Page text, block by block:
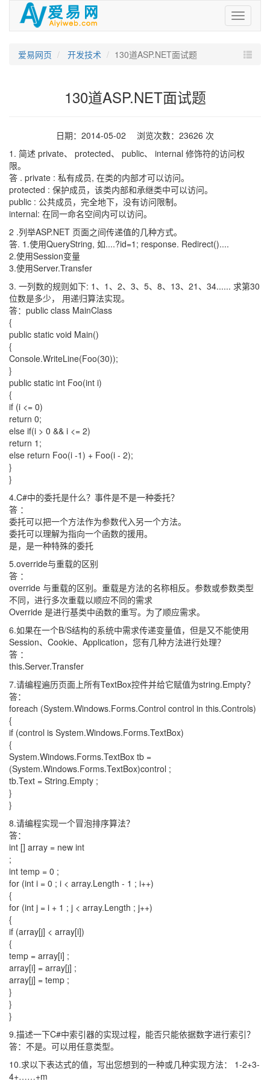
爱
易
爱易网页
开发技术 130道ASP.NET面试题
130道ASP.NET面试题
日期：2014-05-02 浏览次数：23626 次
1. 简述 private、 protected、 public、 internal 修饰符的访问权
限。
答 . private : 私有成员, 在类的内部才可以访问。
protected : 保护成员，该类内部和承继类中可以访问。
public : 公共成员，完全地下，没有访问限制。
internal: 在同一命名空间内可以访问。
2 .列举ASP.NET 页面之间传递值的几种方式。
答. 1.使用QueryString, 如....?id=1; response. Redirect()....
2.使用Session变量
3.使用Server.Transfer
3. 一列数的规则如下: 1、1、2、3、5、8、13、21、34...... 求第30
位数是多少， 用递归算法实现。
答：public class MainClass
{
public static void Main()
{
Console.WriteLine(Foo(30));
}
public static int Foo(int i)
{
if (i <= 0)
return 0;
else if(i > 0 && i <= 2)
return 1;
else return Foo(i -1) + Foo(i - 2);
}
}
4.C#中的委托是什么？事件是不是一种委托？
答 ：
委托可以把一个方法作为参数代入另一个方法。
委托可以理解为指向一个函数的援用。
是，是一种特殊的委托
5.override与重载的区别
答 ：
override 与重载的区别。重载是方法的名称相反。参数或参数类型
不同，进行多次重载以顺应不同的需求
Override 是进行基类中函数的重写。为了顺应需求。
6.如果在一个B/S结构的系统中需求传递变量值，但是又不能使用
Session、Cookie、Application，您有几种方法进行处理？
答 ：
this.Server.Transfer
7.请编程遍历页面上所有TextBox控件并给它赋值为string.Empty？
答：
foreach (System.Windows.Forms.Control control in this.Controls)
{
if (control is System.Windows.Forms.TextBox)
{
System.Windows.Forms.TextBox tb =
(System.Windows.Forms.TextBox)control ;
tb.Text = String.Empty ;
}
}
8.请编程实现一个冒泡排序算法？
答：
int [] array = new int
;
int temp = 0 ;
for (int i = 0 ; i < array.Length - 1 ; i++)
{
for (int j = i + 1 ; j < array.Length ; j++)
{
if (array[j] < array[i])
{
temp = array[i] ;
array[i] = array[j] ;
array[j] = temp ;
}
}
}
9.描述一下C#中索引器的实现过程，能否只能依据数字进行索引？
答：不是。可以用任意类型。
10.求以下表达式的值，写出您想到的一种或几种实现方法： 1-2+3-
4+……+m